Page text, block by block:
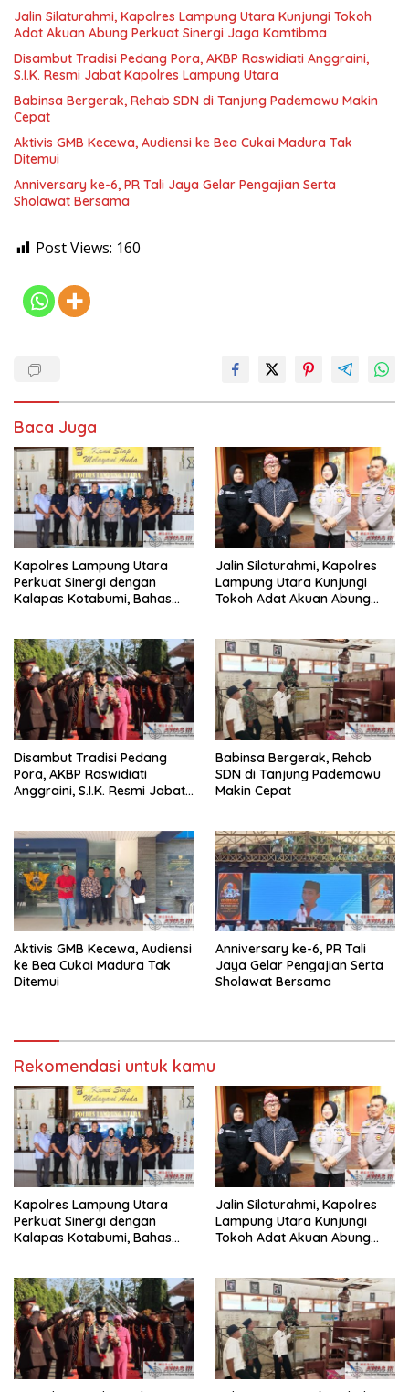
Jalin Silaturahmi, Kapolres Lampung Utara Kunjungi Tokoh
Adat Akuan Abung Perkuat Sinergi Jaga Kamtibma
Disambut Tradisi Pedang Pora, AKBP Raswidiati Anggraini,
S.I.K. Resmi Jabat Kapolres Lampung Utara
Babinsa Bergerak, Rehab SDN di Tanjung Pademawu Makin
Cepat
Aktivis GMB Kecewa, Audiensi ke Bea Cukai Madura Tak
Ditemui
Anniversary ke-6, PR Tali Jaya Gelar Pengajian Serta
Sholawat Bersama
Post Views: 160
Baca Juga
Kapolres Lampung Utara
Perkuat Sinergi dengan
Kalapas Kotabumi, Bahas
Jalin Silaturahmi, Kapolres
Lampung Utara Kunjungi
Tokoh Adat Akuan Abung
Disambut Tradisi Pedang
Pora, AKBP Raswidiati
Anggraini, S.I.K. Resmi Jabat
Babinsa Bergerak, Rehab
SDN di Tanjung Pademawu
Makin Cepat
Aktivis GMB Kecewa, Audiensi
ke Bea Cukai Madura Tak
Ditemui
Anniversary ke-6, PR Tali
Jaya Gelar Pengajian Serta
Sholawat Bersama
Rekomendasi untuk kamu
Kapolres Lampung Utara
Perkuat Sinergi dengan
Kalapas Kotabumi, Bahas
Jalin Silaturahmi, Kapolres
Lampung Utara Kunjungi
Tokoh Adat Akuan Abung